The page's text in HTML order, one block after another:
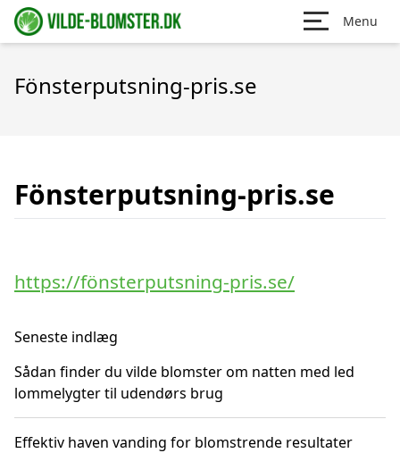
Menu
Fönsterputsning-pris.se
Fönsterputsning-pris.se
https://fönsterputsning-pris.se/
Seneste indlæg
Sådan finder du vilde blomster om natten med led
lommelygter til udendørs brug
Effektiv haven vanding for blomstrende resultater